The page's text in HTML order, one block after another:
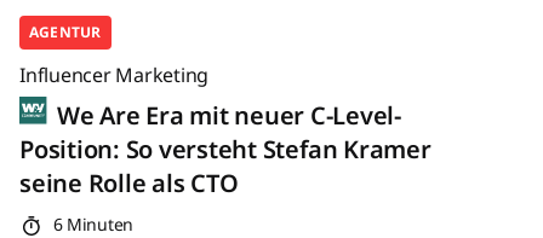
AGENTUR
Influencer Marketing
We Are Era mit neuer C-Level-
Position: So versteht Stefan Kramer
seine Rolle als CTO
6 Minuten